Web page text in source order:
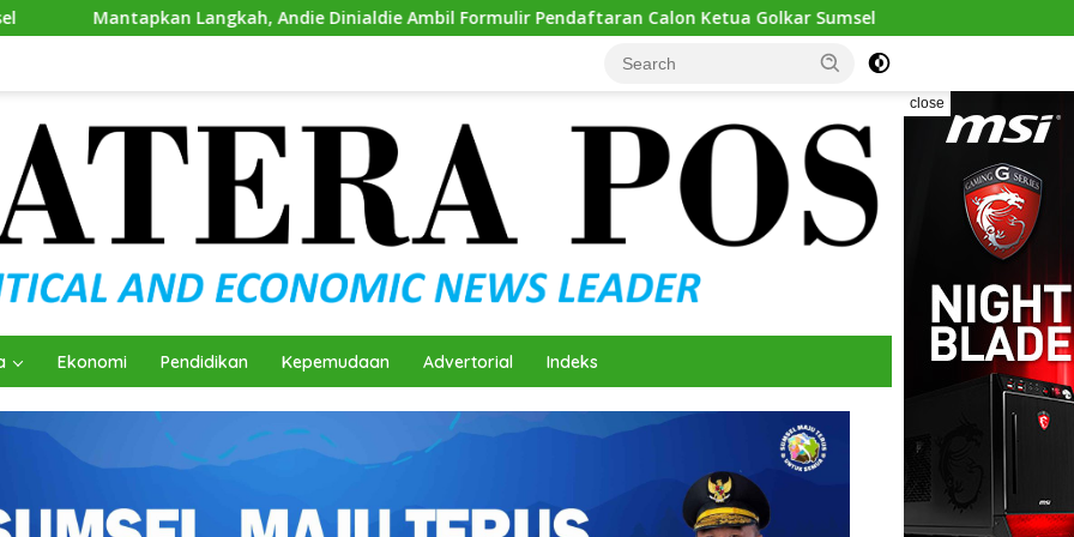
Andie Dinialdie Ambil Formulir Pendaftaran Calon Ketua Golkar Sumsel Menyerap Aspirasi Warga Lubuk
close
Ekonomi Pendidikan Kepemudaan Advertorial Indeks